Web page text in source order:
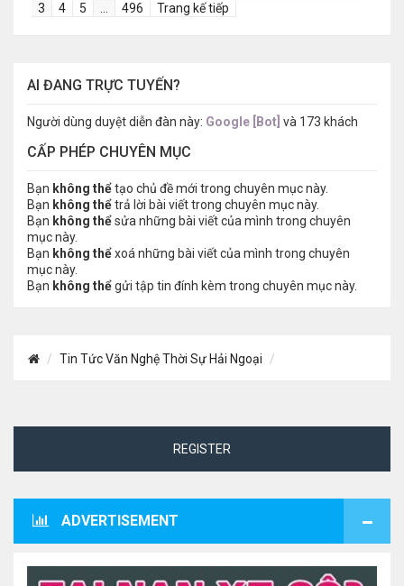
3
4 5 496 Trang kế tiếp
AI ĐANG TRỰC TUYẾN?
Người dùng duyệt diễn đàn này: Google [Bot] và 173 khách
CẤP PHÉP CHUYÊN MỤC
Bạn không thểtạo chủ đề mới trong chuyên mục này.
Bạn không thểtrả lời bài viết trong chuyên mục này.
Bạn không thểsửa những bài viết của mình trong chuyên
mục này.
Bạn không thểxoá những bài viết của mình trong chuyên
mục này.
Bạn không thểgửi tập tin đính kèm trong chuyên mục này.
Tin Tức Văn Nghệ Thời Sự Hải Ngoại
REGISTER
ADVERTISEMENT